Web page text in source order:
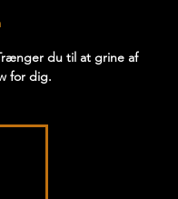
du til at grine af
for dig.